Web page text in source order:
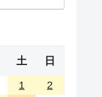
土 日
1
2